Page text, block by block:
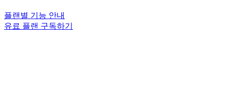
플랜별 기능 안내
유료 플랜 구독하기